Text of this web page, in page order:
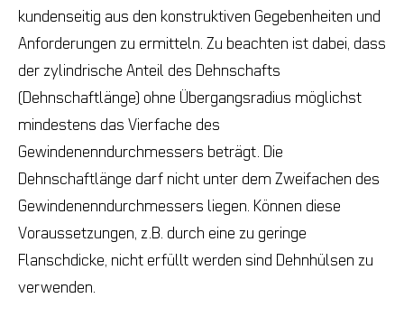
kundenseitig aus den konstruktiven Gegebenheiten und
Anforderungen zu ermitteln. Zu beachten ist dabei, dass
der zylindrische Anteil des Dehnschafts
(Dehnschaftlänge) ohne Übergangsradius möglichst
mindestens das Vierfache des
Gewindenenndurchmessers beträgt. Die
Dehnschaftlänge darf nicht unter dem Zweifachen des
Gewindenenndurchmessers liegen. Können diese
Voraussetzungen, z.B. durch eine zu geringe
Flanschdicke, nicht erfüllt werden sind Dehnhülsen zu
verwenden.